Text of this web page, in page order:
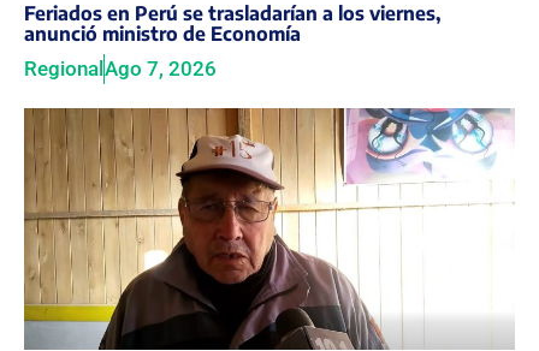
Feriados en Perú se trasladarían a los viernes,
anunció ministro de Economía
Regional Ago 7, 2026